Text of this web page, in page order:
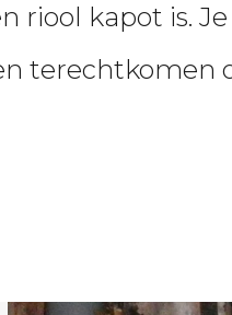
kapot is.
terechtkomen